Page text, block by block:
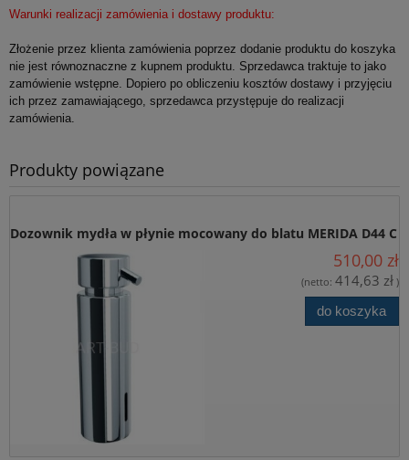
Warunki realizacji zamówienia i dostawy produktu:
Złożenie przez klienta zamówienia poprzez dodanie produktu do koszyka
nie jest równoznaczne z kupnem produktu. Sprzedawca traktuje to jako
zamówienie wstępne. Dopiero po obliczeniu kosztów dostawy i przyjęciu
ich przez zamawiającego, sprzedawca przystępuje do realizacji
zamówienia.
Produkty powiązane
Dozownik mydła w płynie mocowany do blatu MERIDA D44 C
510,00 zł
(netto: 414,63 zł )
do koszyka
Firmą
Nazwa produktu:
*Treść zapytania:
przy wycenie)
Wyrażam zgodę na przetwarzanie moich danych osobowych
dla potrzeb niezbędnych do realizacji zakupów w sklepie
internetowym artbud.pl. Oświadczam, że zostałam/em
poinformowana/y o tym, że: administratorem danych jest PW Art-
Bud Jan Lachowski, ul. Towarowa 28, 85-746 Bydgoszcz i
przysługuje mi prawo wglądu do swoich danych oraz ich
poprawianie, jak również cofnięcie zgody na przetwarzanie moich
danych osobowych.
handlowych/newslettara od firmy P.W. “ART-BUD” z siedzibą w
Bydgoszczy przy ul. Towarowej 28, na podany przeze mnie adres